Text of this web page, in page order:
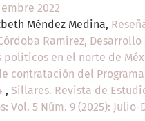
2022
Méndez Medina,
Ramírez,
políticos en el norte de
contratación del
, Sillares. Revista de
Vol. 5 Núm. 9 (2025):